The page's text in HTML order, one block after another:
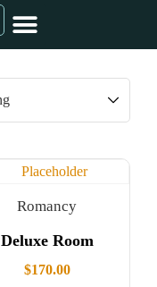
Romancy
Deluxe Room
$170.00